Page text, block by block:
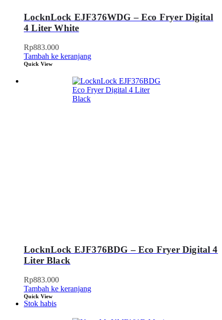
LocknLock EJF376WDG – Eco Fryer Digital
4 Liter White
Rp883.000
Tambah ke keranjang
Quick View
LocknLock EJF376BDG – Eco Fryer Digital 4
Liter Black
Rp883.000
Tambah ke keranjang
Quick View
Stok habis